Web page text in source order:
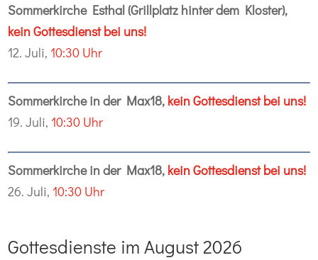
Sommerkirche Esthal (Grillplatz hinter dem Kloster),
kein Gottesdienst bei uns!
12. Juli, 10:30 Uhr
Sommerkirche in der Max18, kein Gottesdienst bei uns!
19. Juli, 10:30 Uhr
Sommerkirche in der Max18, kein Gottesdienst bei uns!
26. Juli, 10:30 Uhr
Gottesdienste im August 2026